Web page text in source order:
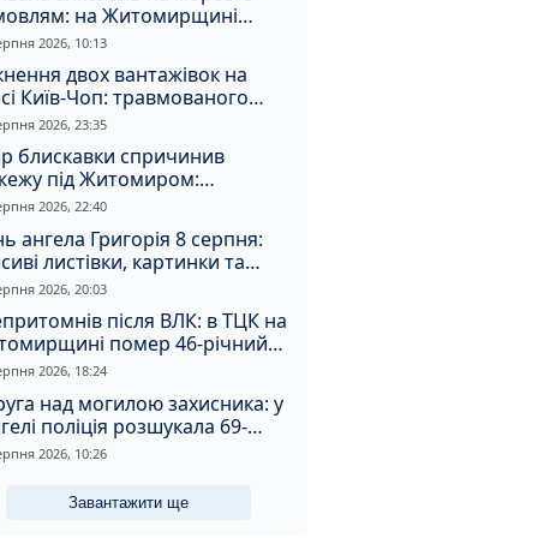
на Житомирщині
матір, через яку дитина
обмороження
2026, 10:13
двох вантажівок на
Київ-Чоп: травмованого
забрали до лікарні
2026, 23:35
блискавки спричинив
під Житомиром:
витягли з вогню
2026, 22:40
ангела Григорія 8 серпня:
листівки, картинки та
привітання
2026, 20:03
після ВЛК: в ТЦК на
помер 46-річний
2026, 18:24
над могилою захисника: у
поліція розшукала 69-
зловмисника
2026, 10:26
Завантажити ще